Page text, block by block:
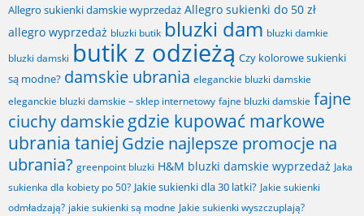
Allegro sukienki damskie wyprzedaż Allegro sukienki do 50 zł
allegro wyprzedaż bluzki butik bluzki dam bluzki damkie
bluzki damski butik z odzieżą Czy kolorowe sukienki
są modne? damskie ubrania eleganckie bluzki damskie
eleganckie bluzki damskie – sklep internetowy fajne bluzki damskie fajne
ciuchy damskiegdzie kupować markowe
ubrania taniej Gdzie najlepsze promocje na
ubrania? greenpoint bluzki H&M bluzki damskie wyprzedaż Jaka
sukienka dla kobiety po 50? Jakie sukienki dla 30 latki? Jakie sukienki
odmładzają? jakie sukienki są modne Jakie sukienki wyszczuplają?